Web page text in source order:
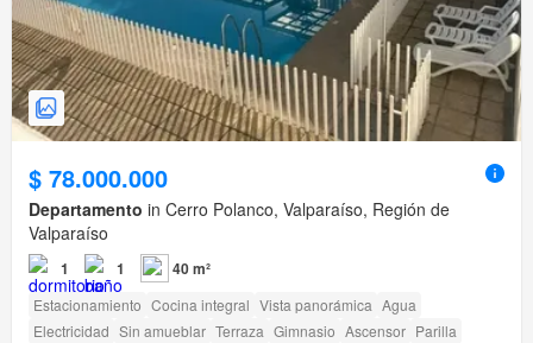
$ 78.000.000
Departamento in Cerro Polanco, Valparaíso, Región de
Valparaíso
1 1 40 m²
Estacionamiento Cocina integral Vista panorámica Agua
Electricidad Sin amueblar Terraza Gimnasio Ascensor Parilla